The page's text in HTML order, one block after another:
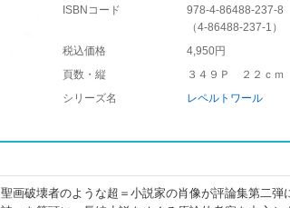
ISBNコード
978-4-86488-237-8
（4-86488-237-1 ）
税込価格
4,950円
頁数・縦
３４９Ｐ ２２ｃｍ
シリーズ名
レペルトワール
聖画破壊者のような超＝小説家の肖像が評論集第二